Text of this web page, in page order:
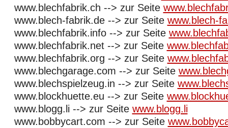
www.blechfabrik.ch --> zur Seite
www.blech-fabrik.de --> zur Seite www.blech-
www.blechfabrik.info --> zur Seite
www.blechfabrik.net --> zur Seite
www.blechfabrik.org --> zur Seite
www.blechgarage.com --> zur Seite
www.blechspielzeug.in --> zur Seite
www.blockhuette.eu --> zur Seite
www.blogg.li --> zur Seite www.blogg.li
www.bobbycart.com --> zur Seite